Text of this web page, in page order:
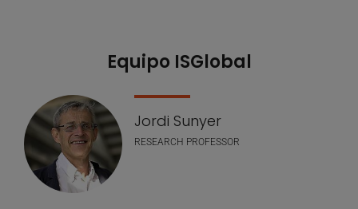
Equipo ISGlobal
Jordi Sunyer
RESEARCH PROFESSOR